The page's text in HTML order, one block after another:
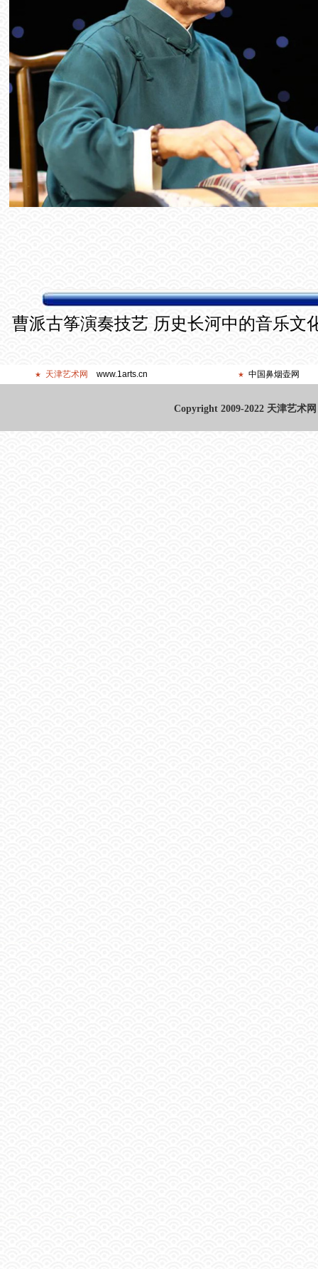
曹派古筝演奏技艺 历史长河中的音乐文
★ 天津艺术网 www.1arts.cn ★ 中国鼻烟壶网
Copyright 2009-2022 天津艺